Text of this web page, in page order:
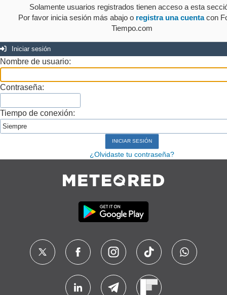
Solamente usuarios registrados tienen acceso a esta
Por favor inicia sesión más abajo o registra una cuentacon
Tiempo.com
Iniciar sesión
Nombre de usuario:
Contraseña:
Tiempo de conexión:
¿Olvidaste tu contraseña?